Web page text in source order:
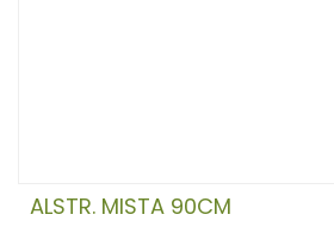
ALSTR. MISTA 90CM